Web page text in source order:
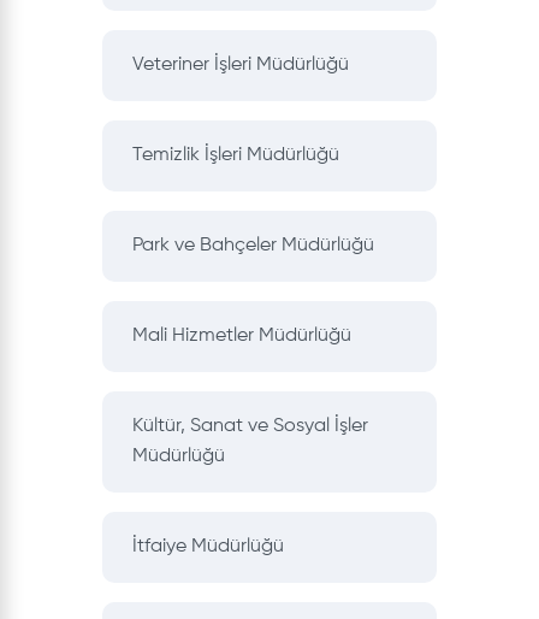
Veteriner İşleri Müdürlüğü
Temizlik İşleri Müdürlüğü
Park ve Bahçeler Müdürlüğü
Mali Hizmetler Müdürlüğü
Kültür, Sanat ve Sosyal İşler
Müdürlüğü
İtfaiye Müdürlüğü